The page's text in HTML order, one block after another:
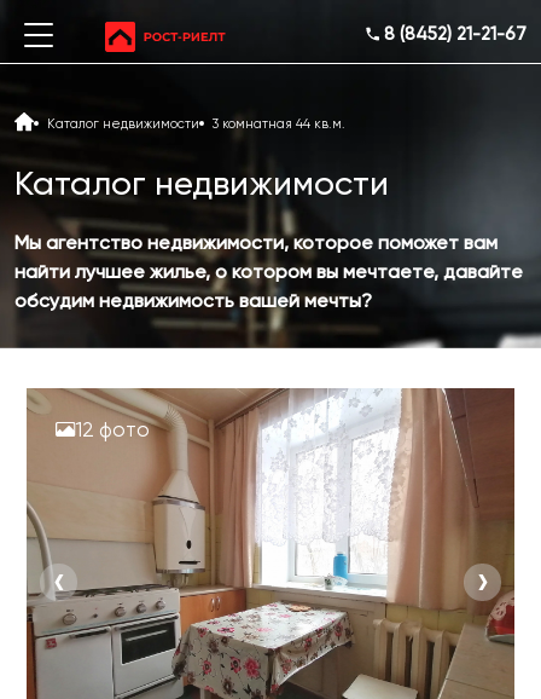
8 (8452) 21-21-67
Каталог недвижимости 3 комнатная 44 кв.м.
Каталог недвижимости
Мы агентство недвижимости, которое поможет вам
найти лучшее жилье, о котором вы мечтаете, давайте
обсудим недвижимость вашей мечты?
12 фото
‹ ›